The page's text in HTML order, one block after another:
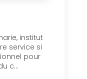
institut
service si
pour
c...